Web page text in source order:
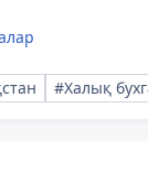
#Халық